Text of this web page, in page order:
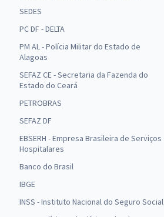
SEDES
PC DF - DELTA
PM AL - Polícia Militar do Estado de
Alagoas
SEFAZ CE - Secretaria da Fazenda do
Estado do Ceará
PETROBRAS
SEFAZ DF
EBSERH - Empresa Brasileira de Serviços
Hospitalares
Banco do Brasil
IBGE
INSS - Instituto Nacional do Seguro Social